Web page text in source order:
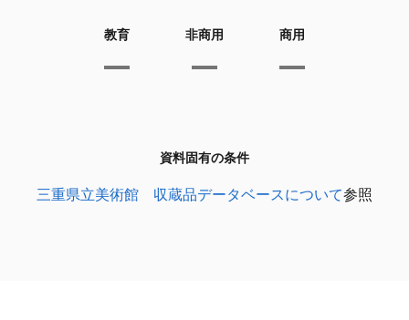
教育 非商用 商用
資料固有の条件
三重県立美術館 収蔵品データベースについて参照